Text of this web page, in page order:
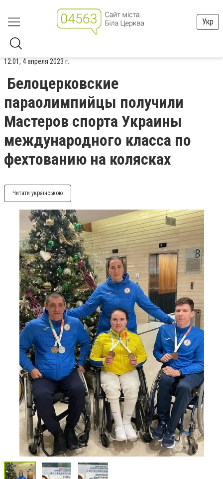
Укр
12:01, 4 апреля 2023 г.
Белоцерковские
параолимпийцы получили
Мастеров спорта Украины
международного класса по
фехтованию на колясках
Читати українською